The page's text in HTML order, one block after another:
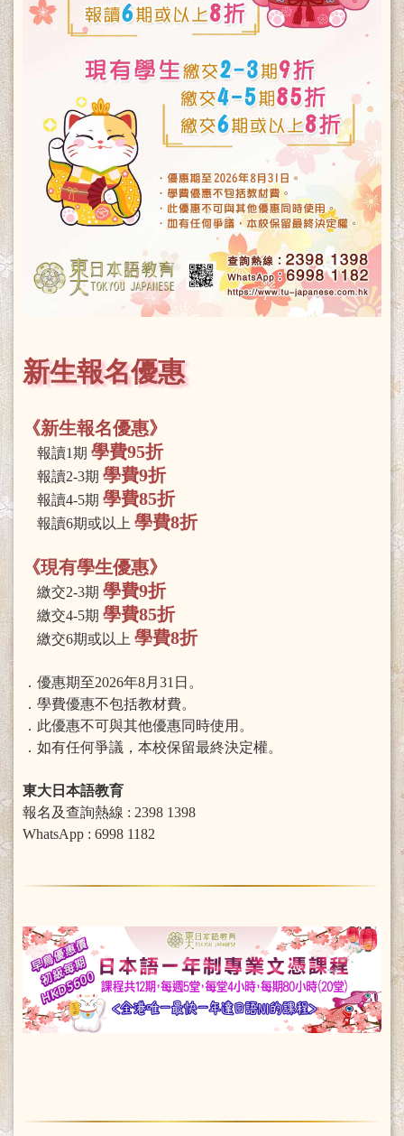
新生報名優惠
《新生報名優惠》
報讀1期 學費95折
報讀2-3期 學費9折
報讀4-5期 學費85折
報讀6期或以上 學費8折
《現有學生優惠》
繳交2-3期 學費9折
繳交4-5期 學費85折
繳交6期或以上 學費8折
．優惠期至2026年8月31日。
．學費優惠不包括教材費。
．此優惠不可與其他優惠同時使用。
．如有任何爭議，本校保留最終決定權。
東大日本語教育
報名及查詢熱線 : 2398 1398
WhatsApp : 6998 1182